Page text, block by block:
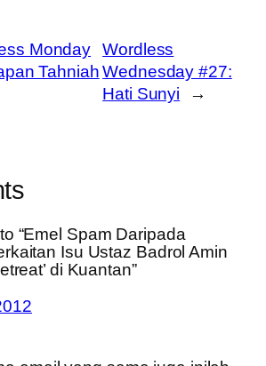
Monday
Tahniah
Wordless
Wednesday #27:
Hati Sunyi
→
“Emel Spam Daripada
Isu Ustaz Badrol Amin
di Kuantan”